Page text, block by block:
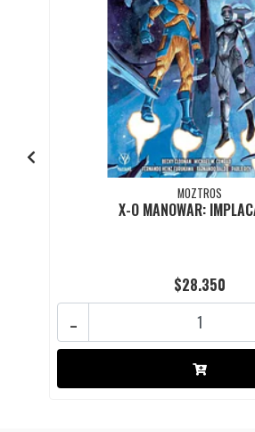
MOZTROS
X-O MANOWAR:
$28.350
-